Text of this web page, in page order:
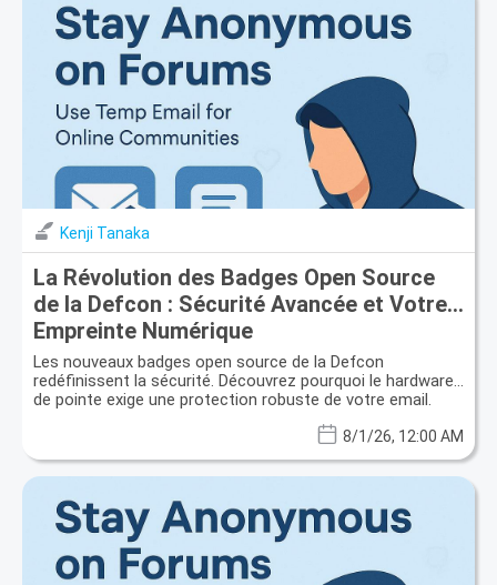
Kenji Tanaka
La Révolution des Badges Open Source
de la Defcon : Sécurité Avancée et Votre
Empreinte Numérique
Les nouveaux badges open source de la Defcon
redéfinissent la sécurité. Découvrez pourquoi le hardware
de pointe exige une protection robuste de votre email.
8/1/26, 12:00 AM